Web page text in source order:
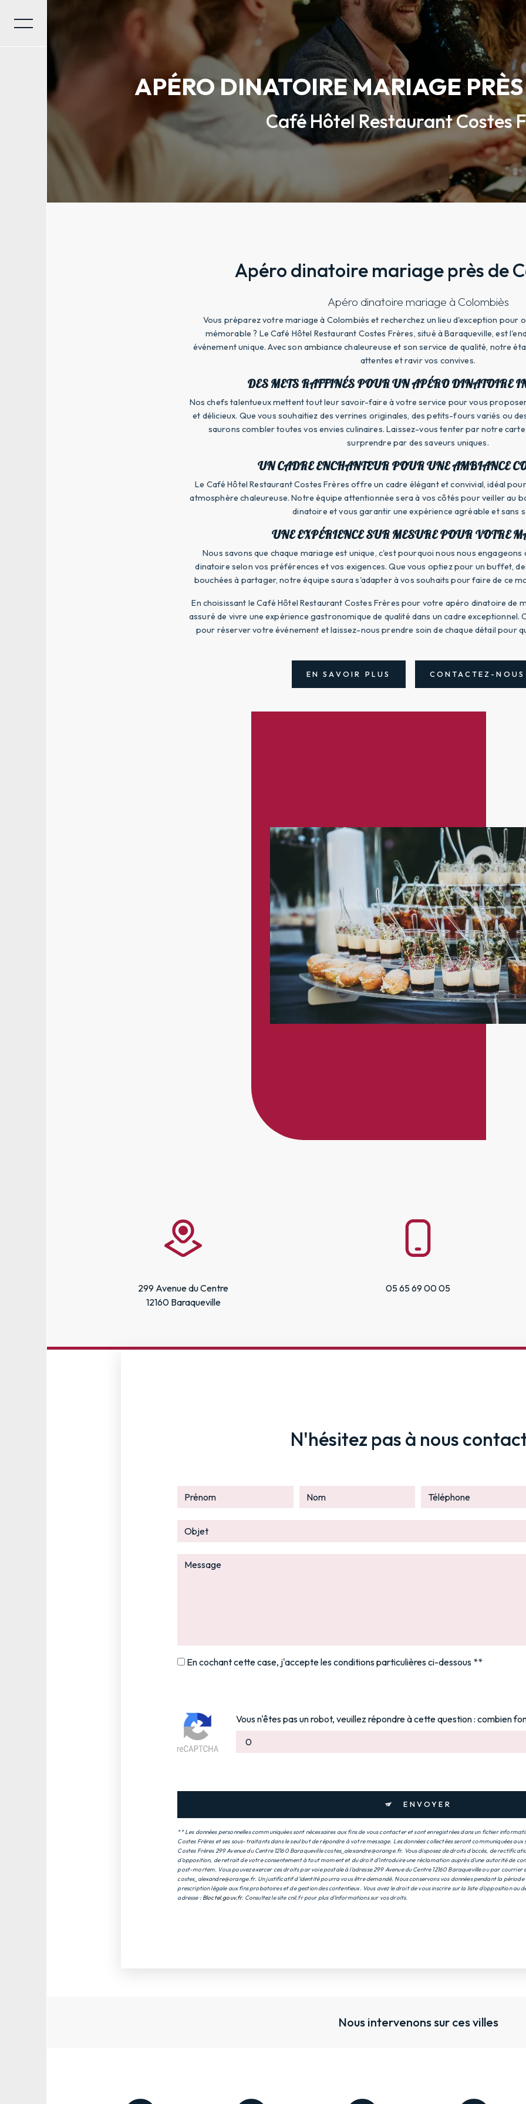
APÉRO DINATOIRE MARIAGE
Café Hôtel Restaurant Costes
Apéro dinatoire mariage près de
Apéro dinatoire mariage à Colombiès
Vous préparez votre mariage à Colombiès et recherchez un lieu d'exception pour
mémorable ? Le Café Hôtel Restaurant Costes Frères, situé à Baraqueville, est
événement unique. Avec son ambiance chaleureuse et son service de qualité, notre
attentes et ravir vos convives.
DES METS RAFFINÉS POUR UN APÉRO DINATOIRE
Nos chefs talentueux mettent tout leur savoir-faire à votre service pour vous
et délicieux. Que vous souhaitiez des verrines originales, des petits-fours variés ou
saurons combler toutes vos envies culinaires. Laissez-vous tenter par notre
surprendre par des saveurs uniques.
UN CADRE ENCHANTEUR POUR UNE AMBIANCE
Le Café Hôtel Restaurant Costes Frères offre un cadre élégant et convivial, idéal
atmosphère chaleureuse. Notre équipe attentionnée sera à vos côtés pour veiller au
dinatoire et vous garantir une expérience agréable et sans
UNE EXPÉRIENCE SUR MESURE POUR VOTRE
Nous savons que chaque mariage est unique, c'est pourquoi nous nous
dinatoire selon vos préférences et vos exigences. Que vous optiez pour un buffet,
bouchées à partager, notre équipe saura s'adapter à vos souhaits pour faire de ce
En choisissant le Café Hôtel Restaurant Costes Frères pour votre apéro dinatoire de
assuré de vivre une expérience gastronomique de qualité dans un cadre
pour réserver votre événement et laissez-nous prendre soin de chaque détail pour
EN SAVOIR PLUS CONTACTEZ-NOUS
299 Avenue du Centre
12160 Baraqueville
05 65 69 00 05
N'hésitez pas à nous
En cochant cette case, j'accepte les conditions particulières ci-dessous **
Vous n'êtes pas un robot, veuillez répondre à cette question : combien
ENVOYER
** Les données personnelles communiquées sont nécessaires aux fins de vous contacter et sont enregistrées dans un fichier
Costes Frères et ses sous-traitants dans le seul but de répondre à votre message. Les données collectées seront communiquées
Costes Frères 299 Avenue du Centre 12160 Baraqueville costes_alexandre@orange.fr. Vous disposez de droits d’accès, de
d’opposition, de retrait de votre consentement à tout moment et du droit d’introduire une réclamation auprès d’une autorité de
post-mortem. Vous pouvez exercer ces droits par voie postale à l'adresse 299 Avenue du Centre 12160 Baraqueville ou par courrier
costes_alexandre@orange.fr. Un justificatif d'identité pourra vous être demandé. Nous conservons vos données pendant la
prescription légale aux fins probatoires et de gestion des contentieux. Vous avez le droit de vous inscrire sur la liste d'opposition au
adresse : Bloctel.gouv.fr. Consultez le site cnil.fr pour plus d’informations sur vos droits.
Nous intervenons sur ces villes